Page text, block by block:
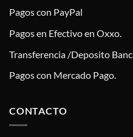
Pagos con PayPal
Pagos en Efectivo en Oxxo.
Transferencia /Deposito
Pagos con Mercado Pago.
CONTACTO